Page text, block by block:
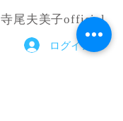
寺尾夫美子official
ログイン